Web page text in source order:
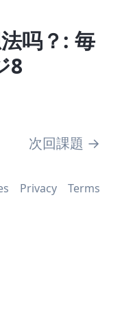
吗？: 毎
8
次回課題 →
Privacy
Terms